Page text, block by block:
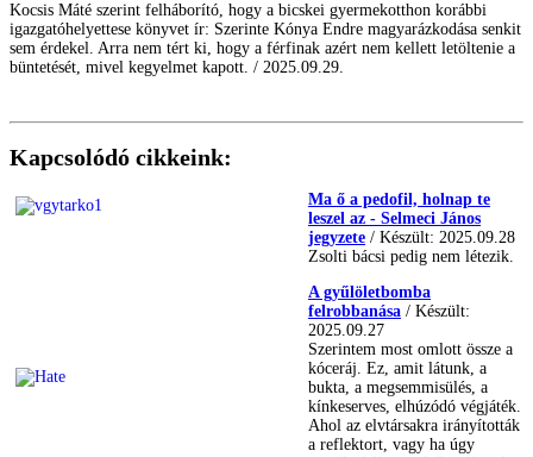
Kocsis Máté szerint felháborító, hogy a bicskei gyermekotthon korábbi
igazgatóhelyettese könyvet ír: Szerinte Kónya Endre magyarázkodása senkit
sem érdekel. Arra nem tért ki, hogy a férfinak azért nem kellett letöltenie a
büntetését, mivel kegyelmet kapott. / 2025.09.29.
Kapcsolódó cikkeink:
Ma ő a pedofil, holnap te
leszel az - Selmeci János
jegyzete / Készült: 2025.09.28
Zsolti bácsi pedig nem létezik.
A gyűlöletbomba
felrobbanása / Készült:
2025.09.27
Szerintem most omlott össze a
kóceráj. Ez, amit látunk, a
bukta, a megsemmisülés, a
kínkeserves, elhúzódó végjáték.
Ahol az elvtársakra irányították
a reflektort, vagy ha úgy